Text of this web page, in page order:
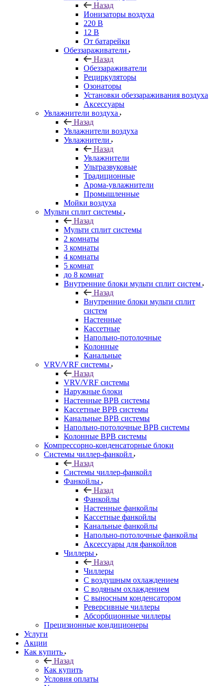
Назад
Ионизаторы воздуха
220 В
12 В
От батарейки
Обеззараживатели
Назад
Обеззараживатели
Рециркуляторы
Озонаторы
Установки обеззараживания воздуха
Аксессуары
Увлажнители воздуха
Назад
Увлажнители воздуха
Увлажнители
Назад
Увлажнители
Ультразвуковые
Традиционные
Арома-увлажнители
Промышленные
Мойки воздуха
Мульти сплит системы
Назад
Мульти сплит системы
2 комнаты
3 комнаты
4 комнаты
5 комнат
до 8 комнат
Внутренние блоки мульти сплит систем
Назад
Внутренние блоки мульти сплит
систем
Настенные
Кассетные
Напольно-потолочные
Колонные
Канальные
VRV/VRF системы
Назад
VRV/VRF системы
Наружные блоки
Настенные ВРВ системы
Кассетные ВРВ системы
Канальные ВРВ системы
Напольно-потолочные ВРВ системы
Колонные ВРВ системы
Компрессорно-конденсаторные блоки
Системы чиллер-фанкойл
Назад
Системы чиллер-фанкойл
Фанкойлы
Назад
Фанкойлы
Настенные фанкойлы
Кассетные фанкойлы
Канальные фанкойлы
Напольно-потолочные фанкойлы
Аксессуары для фанкойлов
Чиллеры
Назад
Чиллеры
С воздушным охлаждением
С водяным охлаждением
С выносным конденсатором
Реверсивные чиллеры
Абсорбционные чиллеры
Прецизионные кондиционеры
Услуги
Акции
Как купить
Назад
Как купить
Условия оплаты